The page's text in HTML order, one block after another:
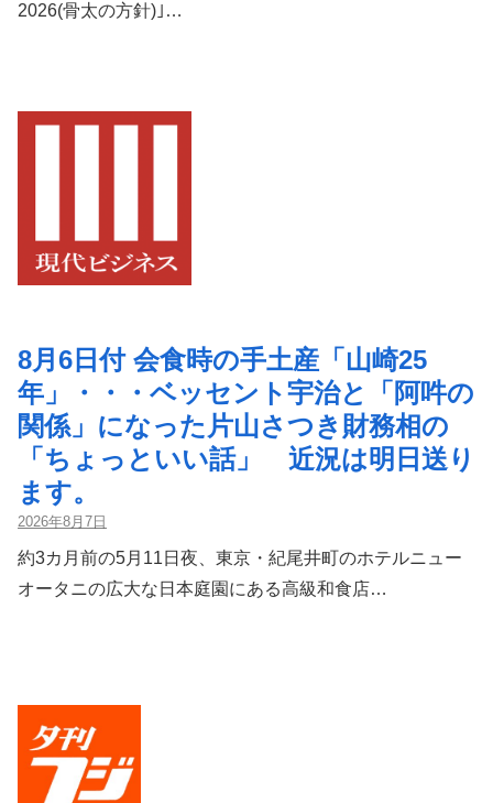
2026(骨太の方針)｣…
8月6日付 会食時の手土産「山崎25
年」・・・ベッセント宇治と「阿吽の
関係」になった片山さつき財務相の
「ちょっといい話」 近況は明日送り
ます。
2026年8月7日
約3カ月前の5月11日夜、東京・紀尾井町のホテルニュー
オータニの広大な日本庭園にある高級和食店…